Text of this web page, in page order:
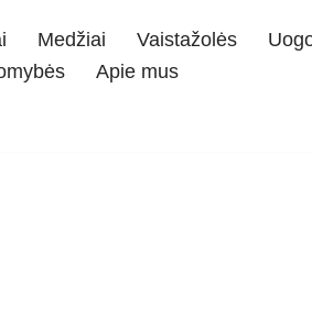
Medžiai Vaistažolės
Apie mus